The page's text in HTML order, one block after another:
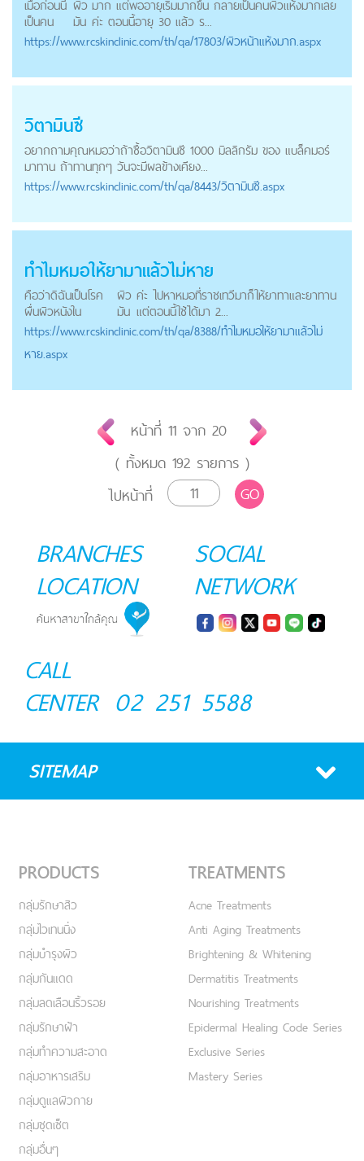
เมื่อก่อนนี้
เป็นคน
ผิว
มัน
มาก แต่พออายุเริ่มมากขึ้น กลายเป็นคนผิวแห้งมากเลย
ค่ะ ตอนนี้อายุ 30 แล้ว ร...
https://www.rcskinclinic.com/th/qa/17803/ผิวหน้าแห้งมาก.aspx
วิตามินซี
อยากถามคุณหมอว่าถ้าซื้อวิตามินซี 1000 มิลลิกรัม ของ แบล็คมอร์
มาทาน ถ้าทานทุกๆ วันจะมีผลข้างเคียง...
https://www.rcskinclinic.com/th/qa/8443/วิตามินซี.aspx
ทำไมหมอให้ยามาแล้วไม่หาย
คือว่าดิฉันเป็นโรค
ผื่นผิวหนังใน
ผิว
มัน
ค่ะ ไปหาหมอที่ราชเทวีมาก็ให้ยาทาและยาทาน
แต่ตอนนี้ใช้ได้มา 2...
https://www.rcskinclinic.com/th/qa/8388/ทำไมหมอให้ยามาแล้วไม่
หาย.aspx
หน้าที่ 11 จาก 20
( ทั้งหมด 192รายการ )
ไปหน้าที่
GO
BRANCHES
LOCATION
SOCIAL
NETWORK
CALL
CENTER 02 251 5588
SITEMAP
PRODUCTS
กลุ่มรักษาสิว
กลุ่มไวเทนนิ่ง
กลุ่มบำรุงผิว
กลุ่มกันแดด
กลุ่มลดเลือนริ้วรอย
กลุ่มรักษาฝ้า
กลุ่มทำความสะอาด
กลุ่มอาหารเสริม
กลุ่มดูแลผิวกาย
กลุ่มชุดเซ็ต
กลุ่มอื่นๆ
TREATMENTS
Acne Treatments
Anti Aging Treatments
Brightening & Whitening
Dermatitis Treatments
Nourishing Treatments
Epidermal Healing Code Series
Exclusive Series
Mastery Series